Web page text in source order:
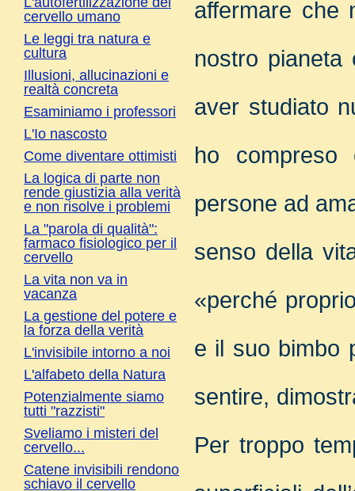
affermare che
nostro pianeta
aver studiato
ho compreso
persone ad
senso della
«perché
e il suo bimbo
sentire,
Per troppo
cervello umano
Le leggi tra natura e
cultura
Illusioni, allucinazioni e
realtà concreta
Esaminiamo i professori
L'Io nascosto
Come diventare ottimisti
La logica di parte non
rende giustizia alla verità
e non risolve i problemi
La "parola di qualità":
farmaco fisiologico per il
cervello
La vita non va in
vacanza
La gestione del potere e
la forza della verità
L'invisibile intorno a noi
L'alfabeto della Natura
Potenzialmente siamo
tutti "razzisti"
Sveliamo i misteri del
cervello...
Catene invisibili rendono
schiavo il cervello